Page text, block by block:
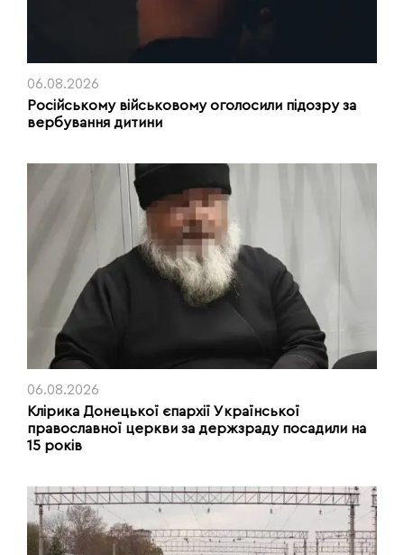
06.08.2026
Російському військовому оголосили підозру за
вербування дитини
06.08.2026
Клірика Донецької єпархії Української
православної церкви за держзраду посадили на
15 років